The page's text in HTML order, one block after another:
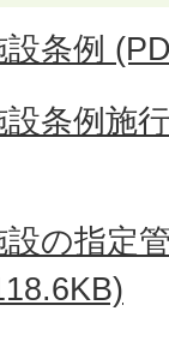
条例
条例施
の指定